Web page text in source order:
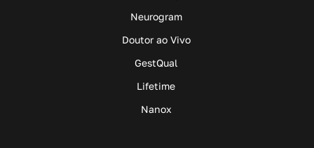
Neurogram
Doutor ao Vivo
GestQual
Lifetime
Nanox